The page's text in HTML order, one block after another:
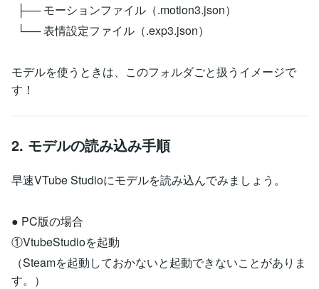
├── モーションファイル（.motion3.json）
└── 表情設定ファイル（.exp3.json）
モデルを使うときは、このフォルダごと扱うイメージで
す！
2. モデルの読み込み手順
早速VTube Studioにモデルを読み込んでみましょう。
● PC版の場合
①VtubeStudioを起動
（Steamを起動しておかないと起動できないことがありま
す。）